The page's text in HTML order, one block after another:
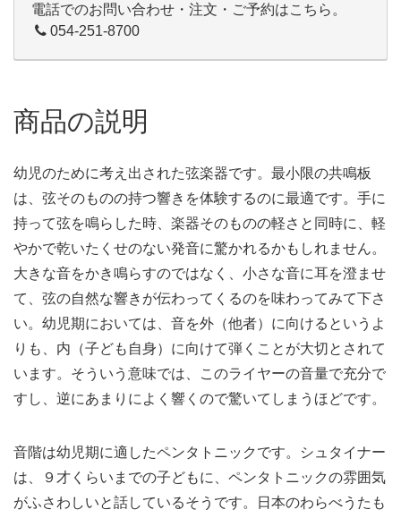
電話でのお問い合わせ・注文・ご予約はこちら。
054-251-8700
商品の説明
幼児のために考え出された弦楽器です。最小限の共鳴板
は、弦そのものの持つ響きを体験するのに最適です。手に
持って弦を鳴らした時、楽器そのものの軽さと同時に、軽
やかで乾いたくせのない発音に驚かれるかもしれません。
大きな音をかき鳴らすのではなく、小さな音に耳を澄ませ
て、弦の自然な響きが伝わってくるのを味わってみて下さ
い。幼児期においては、音を外（他者）に向けるというよ
りも、内（子ども自身）に向けて弾くことが大切とされて
います。そういう意味では、このライヤーの音量で充分で
すし、逆にあまりによく響くので驚いてしまうほどです。
音階は幼児期に適したペンタトニックです。シュタイナー
は、９才くらいまでの子どもに、ペンタトニックの雰囲気
がふさわしいと話しているそうです。日本のわらべうたも